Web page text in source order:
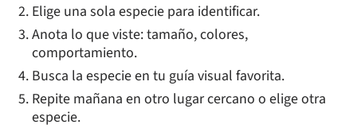
Elige una sola especie para identificar.
Anota lo que viste: tamaño, colores,
comportamiento.
Busca la especie en tu guía visual favorita.
Repite mañana en otro lugar cercano o elige otra
especie.